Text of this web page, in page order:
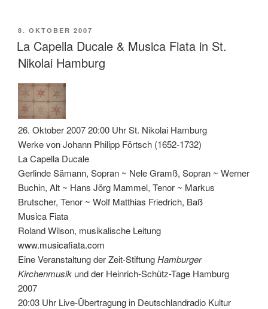
VERÖFFENTLICHT
AM
8. OKTOBER 2007
La Capella Ducale & Musica Fiata in St.
Nikolai Hamburg
26. Oktober 2007 20:00 Uhr St. Nikolai Hamburg
Werke von Johann Philipp Förtsch (1652-1732)
La Capella Ducale
Gerlinde Sämann, Sopran ~ Nele Gramß, Sopran ~ Werner
Buchin, Alt ~ Hans Jörg Mammel, Tenor ~ Markus
Brutscher, Tenor ~ Wolf Matthias Friedrich, Baß
Musica Fiata
Roland Wilson, musikalische Leitung
www.musicafiata.com
Eine Veranstaltung der Zeit-StiftungHamburger
Kirchenmusik und der Heinrich-Schütz-Tage Hamburg
2007
20:03 Uhr Live-Übertragung in Deutschlandradio Kultur